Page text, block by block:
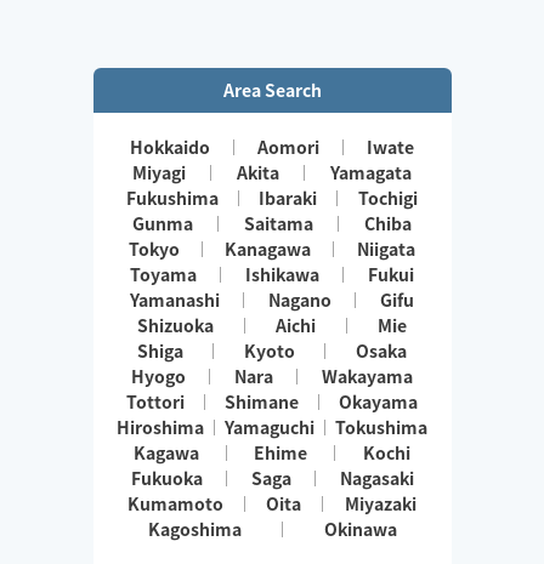
Area Search
Hokkaido Aomori
Iwate
Miyagi
Akita
Yamagata
Fukushima
Ibaraki
Tochigi
Gunma
Saitama
Chiba
Tokyo
Kanagawa
Niigata
Toyama
Ishikawa
Fukui
Yamanashi
Nagano
Gifu
Shizuoka
Aichi
Mie
Shiga
Kyoto
Osaka
Hyogo
Nara
Wakayama
Tottori
Shimane
Okayama
Hiroshima
Yamaguchi
Tokushima
Kagawa
Ehime
Kochi
Fukuoka
Saga
Nagasaki
Kumamoto
Oita
Miyazaki
Kagoshima
Okinawa